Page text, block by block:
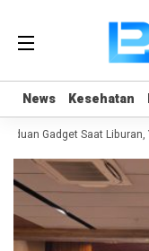
News Kesehatan
News Kesehatan
Gadget Saat Liburan,